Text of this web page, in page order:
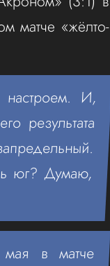
матче «жёлто-
И,
результата
юг? Думаю,
мая в матче